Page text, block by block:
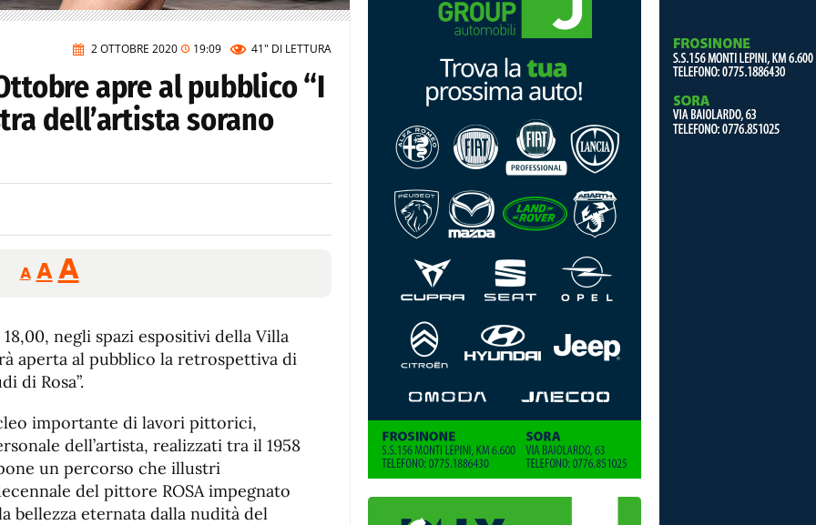
2 OTTOBRE 2020 19:09 41" DI LETTURA
apre al pubblico “I
dell’artista sorano
A
Reducir
tamaño
A Restablecer
tamaño
fuente
AAumentar
de
fuente.
negli spazi espositivi della Villa
aperta al pubblico la retrospettiva di
di Rosa”.
importante di lavori pittorici,
dell’artista, realizzati tra il 1958
un percorso che illustri
del pittore ROSA impegnato
bellezza eternata dalla nudità del